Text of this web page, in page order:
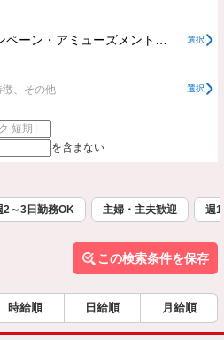
選択
徴、その他 選択
を含まない
2～3日勤務OK 主婦・主夫歓迎 週
この検索条件を保存
時給順 日給順 月給順